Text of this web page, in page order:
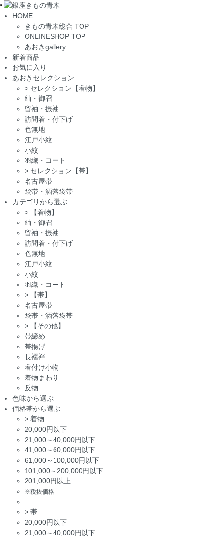
Toggle
navigation
HOME
きもの青木総合 TOP
ONLINESHOP TOP
あおきgallery
新着商品
お気に入り
あおきセレクション
> セレクション【着物】
紬・御召
留袖・振袖
訪問着・付下げ
色無地
江戸小紋
小紋
羽織・コート
> セレクション【帯】
名古屋帯
袋帯・洒落袋帯
カテゴリから選ぶ
>
【着物】
紬・御召
留袖・振袖
訪問着・付下げ
色無地
江戸小紋
小紋
羽織・コート
>
【帯】
名古屋帯
袋帯・洒落袋帯
>
【その他】
帯締め
帯揚げ
長襦袢
着付け小物
着物まわり
反物
色味から選ぶ
価格帯から選ぶ
> 着物
20,000円以下
21,000～40,000円以下
41,000～60,000円以下
61,000～100,000円以下
101,000～200,000円以下
201,000円以上
※税抜価格
> 帯
20,000円以下
21,000～40,000円以下